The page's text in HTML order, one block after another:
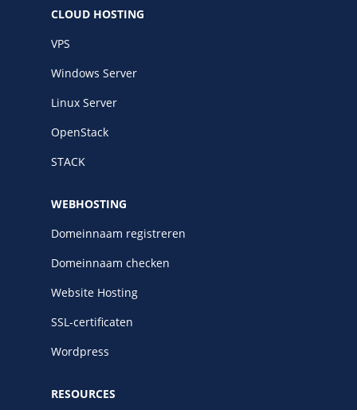
CLOUD HOSTING
VPS
Windows Server
Linux Server
OpenStack
STACK
WEBHOSTING
Domeinnaam registreren
Domeinnaam checken
Website Hosting
SSL-certificaten
Wordpress
RESOURCES